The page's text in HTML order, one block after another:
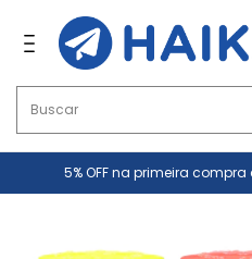
5% OFF na primeira compra